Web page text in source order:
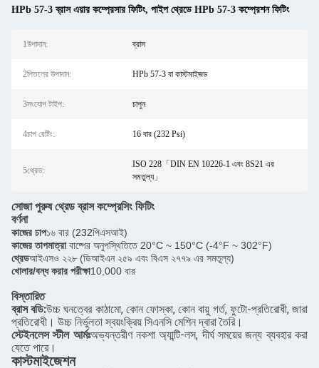
HPb 57-3 ব্রাস এয়ার কম্প্রেসার ফিটিং, পাইপ থ্রেডে HPb 57-3 কম্প্রেশন ফিটিং
1উপাদান: ব্রাস
2পিতলের উপাদান: HPb 57-3 বা কাস্টমাইজড
3সংযোগ টাইপ: চাপুন
4চাপ রেটিং: 16 বার (232 Psi)
5থ্রেড:
ISO 228「DIN EN 10226-1 এবং 8S21 এর
সমতুল্য」
সোজা পুরুষ থ্রেড ব্রাস কম্প্রেসিং ফিটিং
বর্ণনা
কাজের চাপ১৬ বার (232পিএসআই)
কাজের তাপমাত্রা বাষ্পের অনুপস্থিতিতে 20°C ~ 150°C (-4°F ~ 302°F)
থ্রেডআইএসও ২২৮ (ডিআইএন ২৫৯ এবং বিএস ২৭৭৯ এর সমতুল্য)
খোলার/বন্ধ করার পরীক্ষা10,000 বার
বিস্তারিত
ব্রাস বডি:উচ্চ ঘনত্বের কাঠামো, কোন ফোস্কা, কোন বায়ু গর্ত, ফুটো-প্রতিরোধী, জারা
প্রতিরোধী। উচ্চ নির্ভুলতা স্বয়ংক্রিয় সিএনসি মেশিন দ্বারা তৈরি।
স্টেইনলেস স্টীল আর্মঃঅভ্যন্তরীণ নকশা অ্যান্টি-লস, দীর্ঘ সময়ের জন্য ব্যবহার করা
যেতে পারে।
কাস্টমাইজেশন